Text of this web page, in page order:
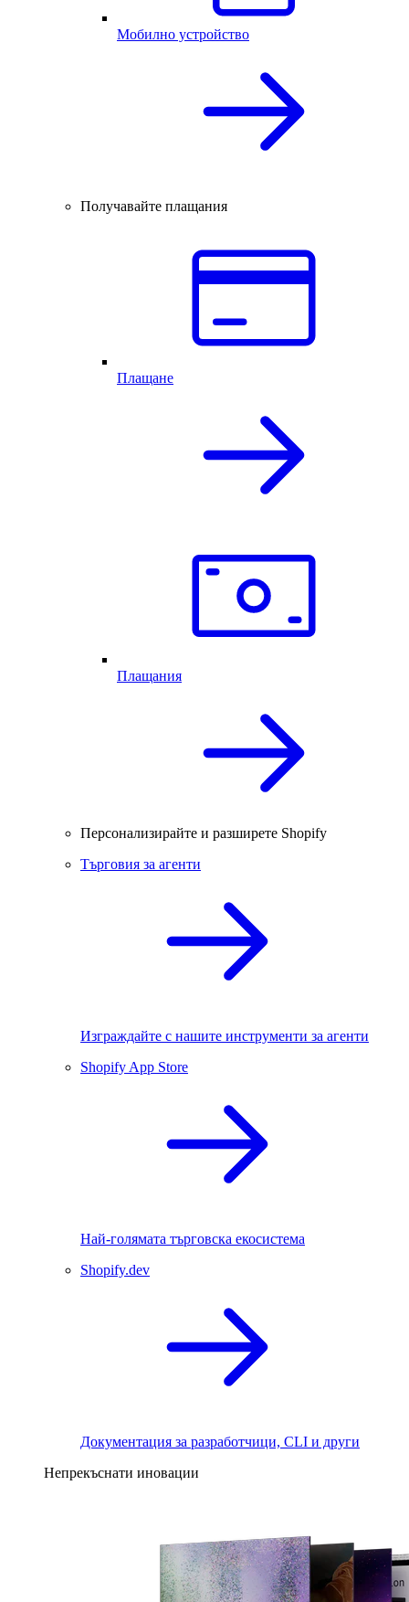
Мобилно устройство
Получавайте плащания
Плащане
Плащания
Персонализирайте и разширете Shopify
Търговия за агенти
Изграждайте с нашите инструменти за агенти
Shopify App Store
Най-голямата търговска екосистема
Shopify.dev
Документация за разработчици, CLI и други
Непрекъснати иновации